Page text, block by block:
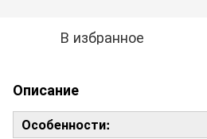
В избранное
Описание
Особенности: